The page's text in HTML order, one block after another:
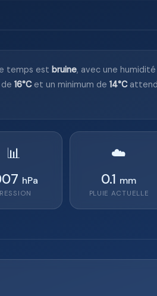
temps est bruine, avec une
16°Cet un minimum de 14°C
📊
hPa
☁️
0.1 mm
PLUIE ACTUELLE